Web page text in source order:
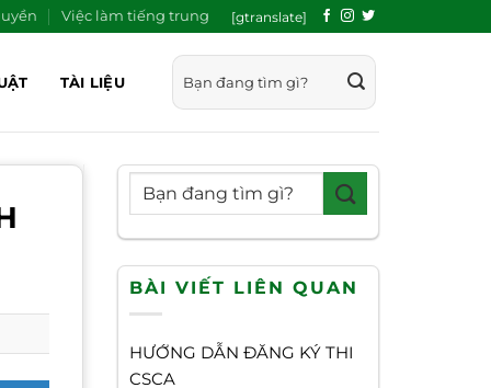
Việc làm tiếng trung [gtranslate]
TÀI LIỆU
BÀI VIẾT LIÊN QUAN
HƯỚNG DẪN ĐĂNG KÝ THI
CSCA